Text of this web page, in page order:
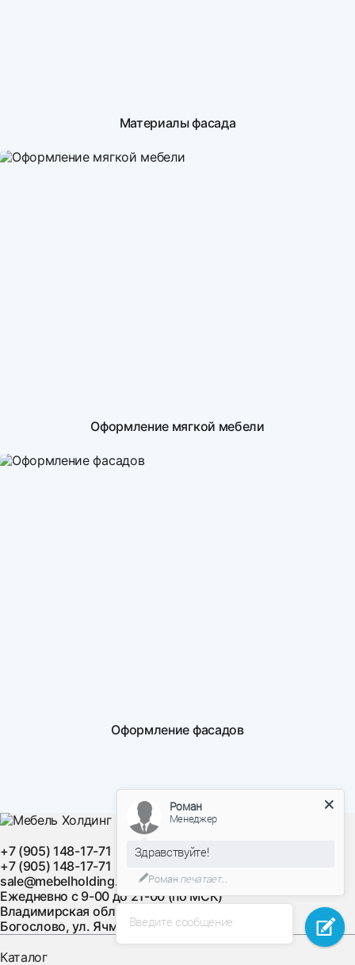
Материалы фасада
Оформление мягкой мебели
Оформление фасадов
+7 (905) 148-17-71
+7 (905) 148-17-71
sale@mebelholding.ru
Ежедневно с 9-00 до 21-00 (по МСК)
Владимирская область, Суздальский район, с.
Богослово, ул. Ячменная, д. 10
Каталог
Введите сообщение
Роман
Менеджер
Здравствуйте!
Романпечатает...